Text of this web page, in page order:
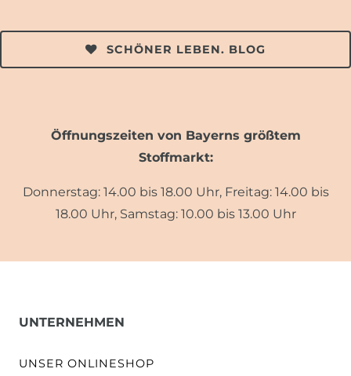
SCHÖNER LEBEN. BLOG
Öffnungszeiten von Bayerns größtem
Stoffmarkt:
Donnerstag: 14.00 bis 18.00 Uhr, Freitag: 14.00 bis
18.00 Uhr, Samstag: 10.00 bis 13.00 Uhr
UNTERNEHMEN
UNSER ONLINESHOP